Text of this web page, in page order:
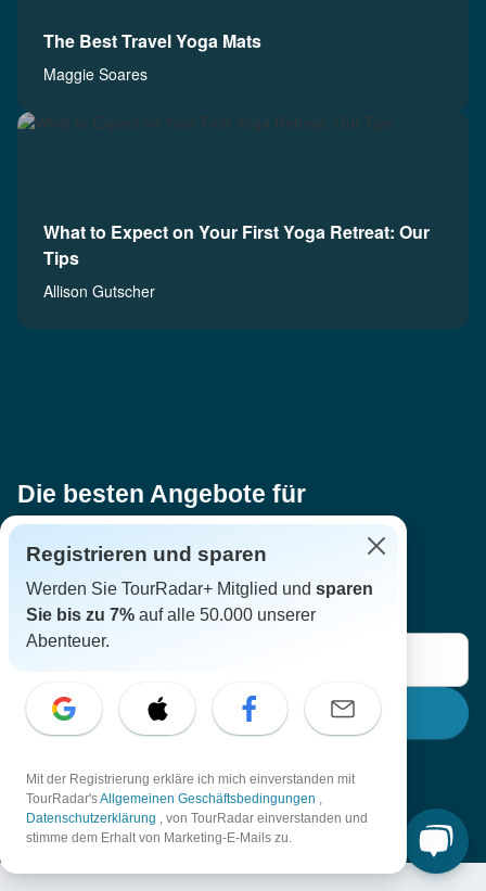
The Best Travel Yoga Mats
Maggie Soares
What to Expect on Your First Yoga Retreat: Our
Tips
Allison Gutscher
Die besten Angebote für
Wellnessabenteuer!
Erhalten Sie die besten Angebote rund um
Wellnesspakete direkt per E-Mail zugeschickt.
Anmelden
Mit dieser Anmeldung stimmen Sie unserenAGBund
Datenschutzrichtlinienzu.
Registrieren und sparen
Werden Sie TourRadar+ Mitglied und sparen
Sie bis zu 7% auf alle 50.000 unserer
Abenteuer.
Mit der Registrierung erkläre ich mich einverstanden mit
TourRadar'sAllgemeinen Geschäftsbedingungen ,
Datenschutzerklärung , von TourRadar einverstanden und
stimme dem Erhalt von Marketing-E-Mails zu.